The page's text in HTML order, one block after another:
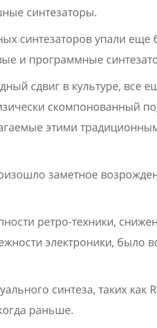
синтезаторы.
синтезаторов упали еще
и программные
сдвиг в культуре, все
скомпонованный
этими
заметное
ретро-техники,
электроники, было
синтеза, таких как
раньше.